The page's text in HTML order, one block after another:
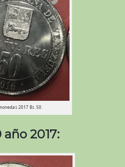
2017 Bs. 50.
año 2017: